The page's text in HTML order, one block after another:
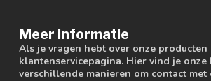
Meer informatie
Als je vragen hebt over onze
klantenservicepagina. Hier vind je
verschillende manieren om contact met